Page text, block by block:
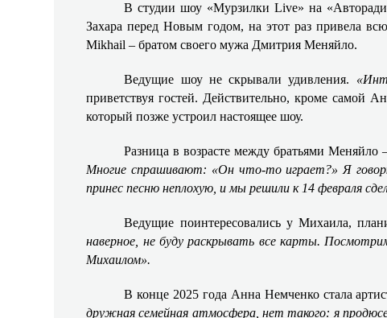
В студии шоу «Мурзилки Live» на
Захара перед Новым годом, на этот раз привела
Mikhail – братом своего мужа Дмитрия Меняйло.
Ведущие шоу не скрывали удивления.
приветствуя гостей. Действительно, кроме
который позже устроил настоящее шоу.
Разница в возрасте между братьями
Многие спрашивают: «Он что-то играет?» Я
принес песню неплохую, и мы решили к 14 февраля
Ведущие поинтересовались у Михаила,
наверное, не буду раскрывать все карты.
Михаилом».
В конце 2025 года Анна Немченко стала
дружная семейная атмосфера, нет такого: я